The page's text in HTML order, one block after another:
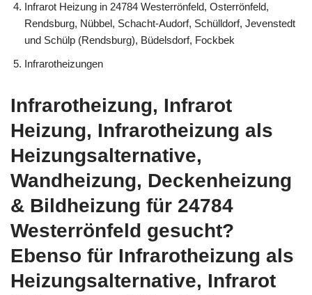
Infrarot Heizung in 24784 Westerrönfeld, Osterrönfeld,
Rendsburg, Nübbel, Schacht-Audorf, Schülldorf, Jevenstedt
und Schülp (Rendsburg), Büdelsdorf, Fockbek
Infrarotheizungen
Infrarotheizung, Infrarot
Heizung, Infrarotheizung als
Heizungsalternative,
Wandheizung, Deckenheizung
& Bildheizung für 24784
Westerrönfeld gesucht?
Ebenso für Infrarotheizung als
Heizungsalternative, Infrarot